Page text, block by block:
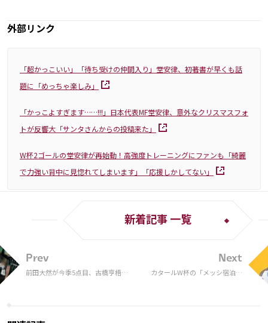
外部リンク
「超かっこいい」「待ち受けの仲間入り」堂安律、初著書が早くも話
題に「めっちゃ楽しみ」
「かっこよすぎます……!!!」日本代表MF堂安律、意外なクリスマスフォ
トが反響大「サンタさんからの投稿来た」
W杯2ゴールの堂安律が再始動！高強度トレーニングにファンも「綺麗
で力強い背中に見惚れてしまいます」「応援しかしてない」
Prev
前田大然が今季5点目、古橋亨梧は3
新着記事 一覧
Next
カタールW杯の「メッシ宿泊部